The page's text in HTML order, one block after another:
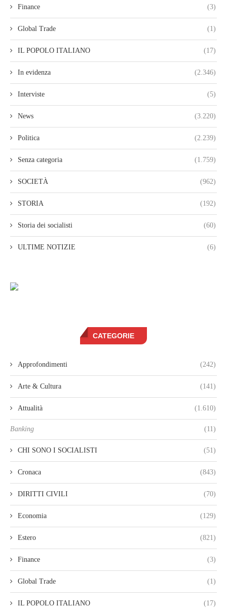
Finance (3)
Global Trade (1)
IL POPOLO ITALIANO (17)
In evidenza (2.346)
Interviste (5)
News (3.220)
Politica (2.239)
Senza categoria (1.759)
SOCIETÀ (962)
STORIA (192)
Storia dei socialisti (60)
ULTIME NOTIZIE (6)
CATEGORIE
Approfondimenti (242)
Arte & Cultura (141)
Attualità (1.610)
Banking (11)
CHI SONO I SOCIALISTI (51)
Cronaca (843)
DIRITTI CIVILI (70)
Economia (129)
Estero (821)
Finance (3)
Global Trade (1)
IL POPOLO ITALIANO (17)